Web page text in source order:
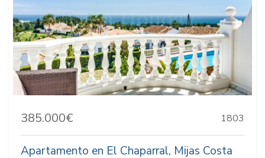
385.000€ 1803
Apartamento en El Chaparral, Mijas Costa